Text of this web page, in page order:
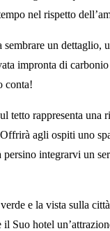
nel rispetto
sembrare un dettaglio,
impronta di
conta!
tetto rappresenta una
agli ospiti uno
persino integrarvi un
e la vista sulla
il Suo hotel